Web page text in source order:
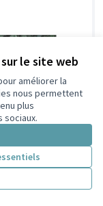
le site web
améliorer la
nous permettent
plus
sociaux.